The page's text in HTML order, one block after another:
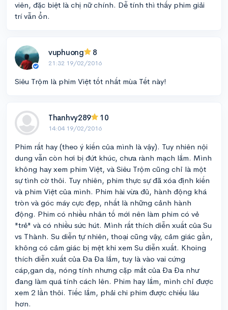
viên, đặc biệt là chị nữ chính. Dễ tính thì thấy phim giải
trí vẫn ổn.
vuphuong 8
21:32 19/02/2016
Siêu Trộm là phim Việt tốt nhất mùa Tết này!
Thanhvy289 10
14:04 19/02/2016
Phim rất hay (theo ý kiến của mình là vậy). Tuy nhiên nội
dung vẫn còn hơi bị đứt khúc, chưa rành mạch lắm. Mình
không hay xem phim Việt, và Siêu Trộm cũng chỉ là một
sự tình cờ thôi. Tuy nhiên, phim thực sự đã xóa định kiến
và phim Việt của mình. Phim hài vừa đủ, hành động khá
tròn và góc máy cực đẹp, nhất là những cảnh hành
động. Phim có nhiều nhân tố mới nên làm phim có vẻ
"trẻ" và có nhiều sức hút. Mình rất thích diễn xuất của Su
vs Thành. Su diễn tự nhiên, thoại cũng vậy, cảm giác gần,
không có cảm giác bị mệt khi xem Su diễn xuất. Khoing
thích diễn xuất của Đa Đa lắm, tuy là vào vai cứng
cáp,gan dạ, nóng tính nhưng cặp mắt của Đa Đa như
đang làm quá tính cách lên. Phim hay lắm, mình chỉ được
xem 2 lần thôi. Tiếc lắm, phải chi phim được chiếu lâu
hơn.